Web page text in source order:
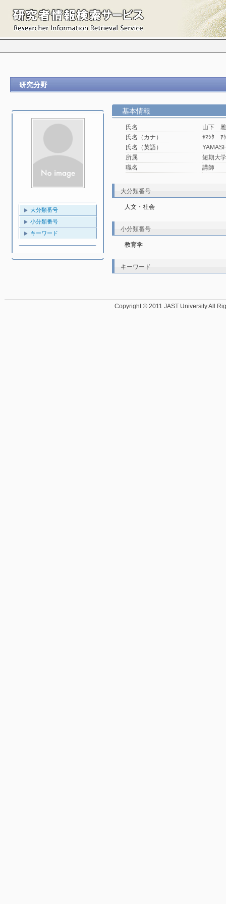
研究分野
大分類番号
小分類番号
キーワード
基本情報
氏名
山下
氏名（カナ）
ﾔﾏｼﾀ ｱ
氏名（英語）
所属
短期大
職名
講師
大分類番号
人文・社会
小分類番号
教育学
キーワード